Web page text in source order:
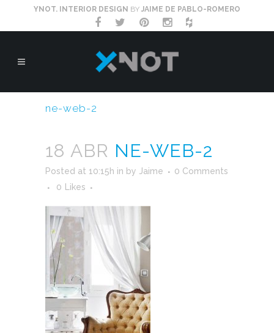
YNOT. INTERIOR DESIGN BY JAIME DE PABLO-ROMERO
ne-web-2
18 ABR NE-WEB-2
Posted at 10:15h in by Jaime
0 Comments
0
Likes